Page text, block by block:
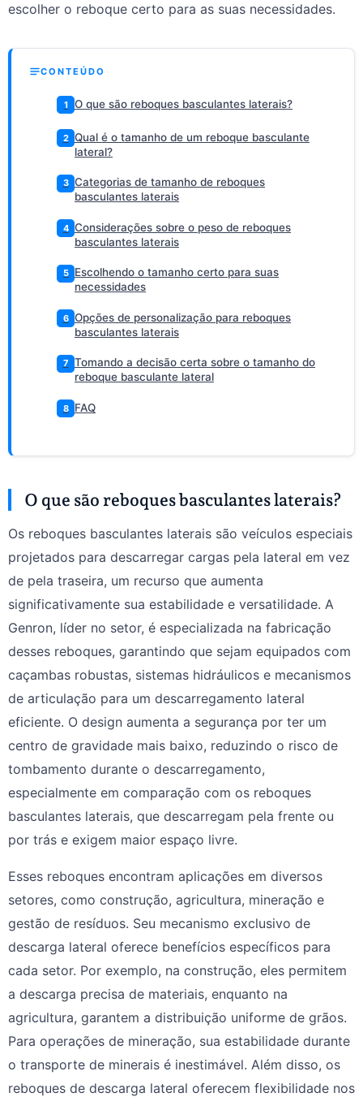
escolher o reboque certo para as suas necessidades.
CONTEÚDO
1 O que são reboques basculantes laterais?
2 Qual é o tamanho de um reboque basculante
lateral?
3 Categorias de tamanho de reboques
basculantes laterais
4 Considerações sobre o peso de reboques
basculantes laterais
5
Escolhendo o tamanho certo para suas
necessidades
6 Opções de personalização para reboques
basculantes laterais
7 Tomando a decisão certa sobre o tamanho do
reboque basculante lateral
8 FAQ
O que são reboques basculantes laterais?
Os reboques basculantes laterais são veículos especiais
projetados para descarregar cargas pela lateral em vez
de pela traseira, um recurso que aumenta
significativamente sua estabilidade e versatilidade. A
Genron, líder no setor, é especializada na fabricação
desses reboques, garantindo que sejam equipados com
caçambas robustas, sistemas hidráulicos e mecanismos
de articulação para um descarregamento lateral
eficiente. O design aumenta a segurança por ter um
centro de gravidade mais baixo, reduzindo o risco de
tombamento durante o descarregamento,
especialmente em comparação com os reboques
basculantes laterais, que descarregam pela frente ou
por trás e exigem maior espaço livre.
Esses reboques encontram aplicações em diversos
setores, como construção, agricultura, mineração e
gestão de resíduos. Seu mecanismo exclusivo de
descarga lateral oferece benefícios específicos para
cada setor. Por exemplo, na construção, eles permitem
a descarga precisa de materiais, enquanto na
agricultura, garantem a distribuição uniforme de grãos.
Para operações de mineração, sua estabilidade durante
o transporte de minerais é inestimável. Além disso, os
reboques de descarga lateral oferecem flexibilidade nos